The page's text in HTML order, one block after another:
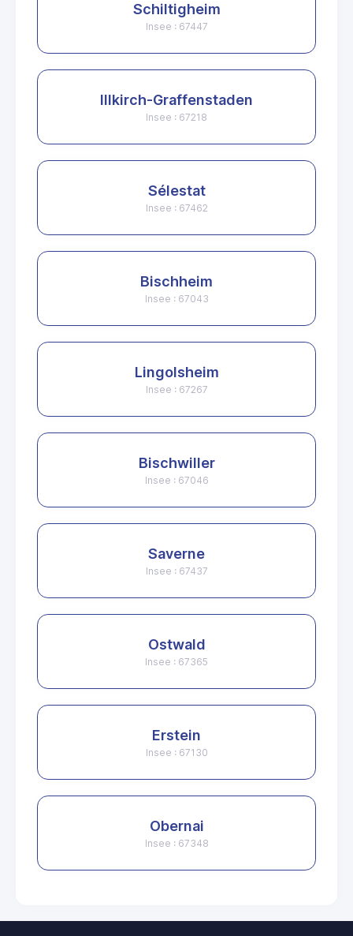
Schiltigheim
Insee : 67447
Illkirch-Graffenstaden
Insee : 67218
Sélestat
Insee : 67462
Bischheim
Insee : 67043
Lingolsheim
Insee : 67267
Bischwiller
Insee : 67046
Saverne
Insee : 67437
Ostwald
Insee : 67365
Erstein
Insee : 67130
Obernai
Insee : 67348